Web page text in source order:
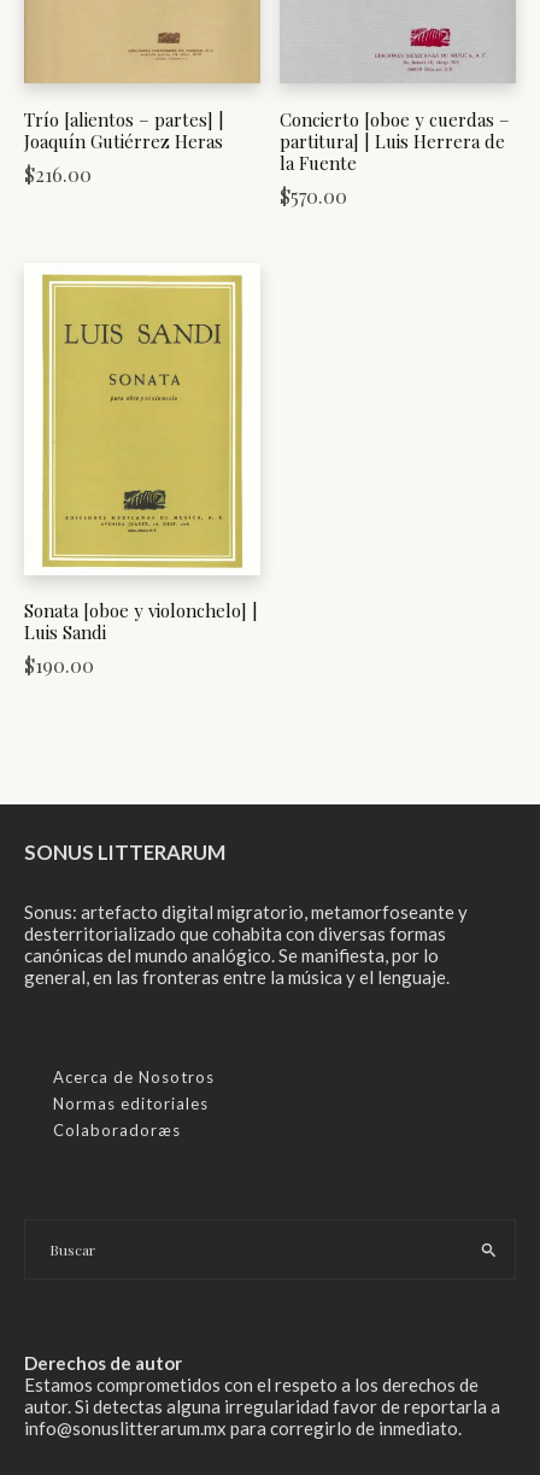
Trío [alientos – partes] |
Joaquín Gutiérrez Heras
$216.00
Concierto [oboe y cuerdas –
partitura] | Luis Herrera de
la Fuente
$570.00
Sonata [oboe y violonchelo] |
Luis Sandi
$190.00
SONUS LITTERARUM
Sonus: artefacto digital migratorio, metamorfoseante y
desterritorializado que cohabita con diversas formas
canónicas del mundo analógico. Se manifiesta, por lo
general, en las fronteras entre la música y el lenguaje.
Acerca de Nosotros
Normas editoriales
Colaboradoræs
Derechos de autor
Estamos comprometidos con el respeto a los derechos de
autor. Si detectas alguna irregularidad favor de reportarla a
info@sonuslitterarum.mx para corregirlo de inmediato.